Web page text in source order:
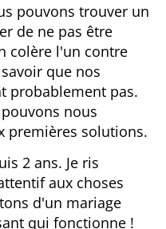
pouvons trouver un
de ne pas être
colère l'un contre
que nos
probablement pas.
nous
premières solutions.
2 ans. Je ris
aux choses
d'un mariage
qui fonctionne !